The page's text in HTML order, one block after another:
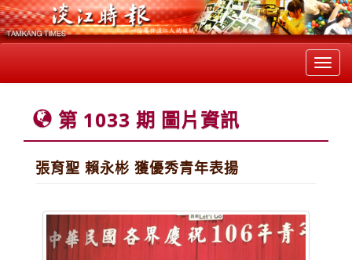
第 1033 期 圖片資訊
張育聖 賴永彬 獲優秀青年表揚